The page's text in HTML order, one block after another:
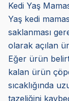
Kedi Yaş
Yaş kedi
saklanması
olarak açılan
Eğer ürün
kalan ürün
sıcaklığında
tazeliğini